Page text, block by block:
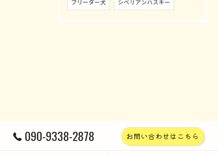
ブリーダー犬 シベリアンハスキー
090-9338-2878 お問い合わせはこちら